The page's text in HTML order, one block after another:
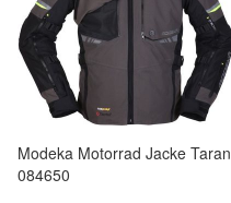
Modeka Motorrad Jacke Taran
084650